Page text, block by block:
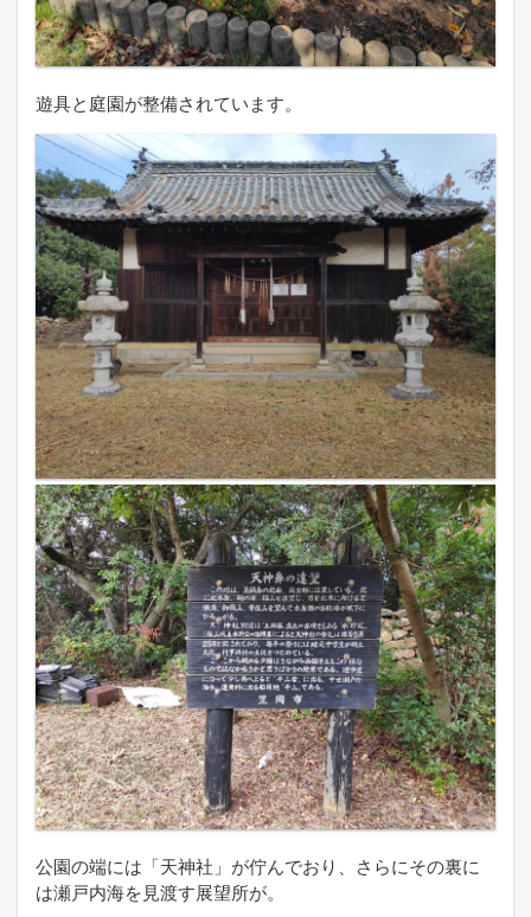
遊具と庭園が整備されています。
公園の端には「天神社」が佇んでおり、さらにその裏に
は瀬戸内海を見渡す展望所が。